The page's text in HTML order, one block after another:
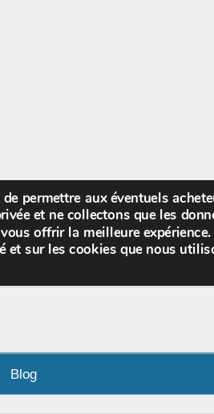
Blog
permettre aux éventuels
et ne collectons que les
offrir la meilleure expérience.
sur les cookies que nous